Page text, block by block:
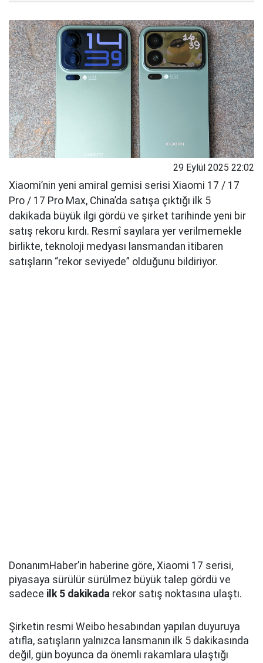
29 Eylül 2025 22:02
Xiaomi’nin yeni amiral gemisi serisi Xiaomi 17 / 17
Pro / 17 Pro Max, China’da satışa çıktığı ilk 5
dakikada büyük ilgi gördü ve şirket tarihinde yeni bir
satış rekoru kırdı. Resmî sayılara yer verilmemekle
birlikte, teknoloji medyası lansmandan itibaren
satışların “rekor seviyede” olduğunu bildiriyor.
DonanımHaber’in haberine göre, Xiaomi 17 serisi,
piyasaya sürülür sürülmez büyük talep gördü ve
sadece ilk 5 dakikada rekor satış noktasına ulaştı.
Şirketin resmi Weibo hesabından yapılan duyuruya
atıfla, satışların yalnızca lansmanın ilk 5 dakikasında
değil, gün boyunca da önemli rakamlara ulaştığı